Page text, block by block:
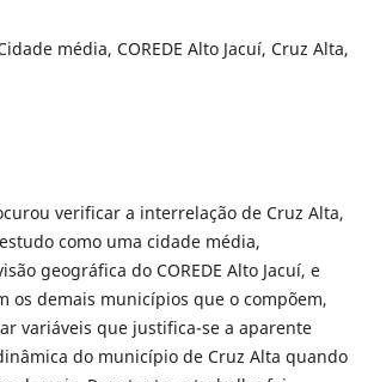
média, COREDE Alto Jacuí, Cruz Alta,
verificar a interrelação de Cruz Alta,
como uma cidade média,
geográfica do COREDE Alto Jacuí, e
os demais municípios que o compõem,
variáveis que justifica-se a aparente
do município de Cruz Alta quando